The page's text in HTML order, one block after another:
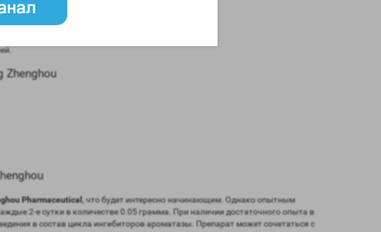
Zhenghou
Pharmaceutical, что будет интересно начинающим. Однако опытным
2-е сутки в количестве 0.05 грамма. При наличии достаточного опыта в
в состав цикла ингибиторов ароматазы. Препарат может сочетаться с